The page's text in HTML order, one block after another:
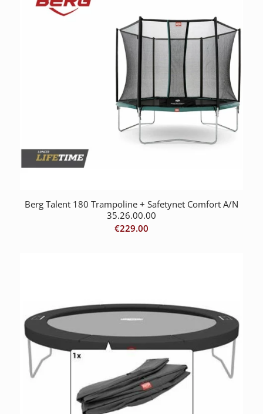
Berg Talent 180 Trampoline + Safetynet Comfort A/N
35.26.00.00
€229.00